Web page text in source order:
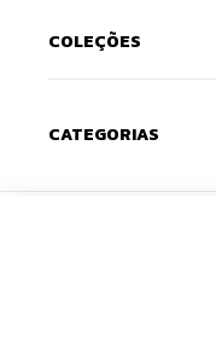
COLEÇÕES
CATEGORIAS